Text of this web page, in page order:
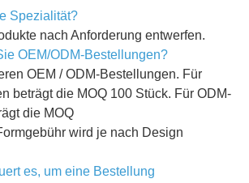
Spezialität?
nach Anforderung entwerfen.
OEM/ODM-Bestellungen?
OEM / ODM-Bestellungen. Für
beträgt die MOQ 100 Stück. Für ODM-
die MOQ
wird je nach Design
es, um eine Bestellung